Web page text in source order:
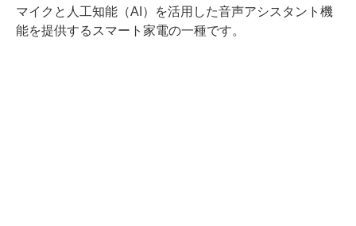
マイクと人工知能（AI）を活用した音声アシスタント機
能を提供するスマート家電の一種です。